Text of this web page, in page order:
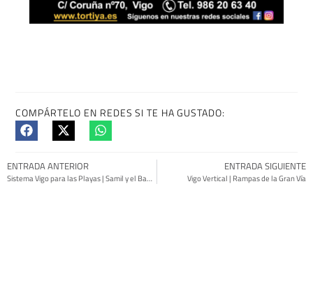
COMPÁRTELO EN REDES SI TE HA GUSTADO:
ENTRADA ANTERIOR
Sistema Vigo para las Playas | Samil y el Bao sin Cita Previa
ENTRADA SIGUIENTE
Vigo Vertical | Rampas de la Gran Vía